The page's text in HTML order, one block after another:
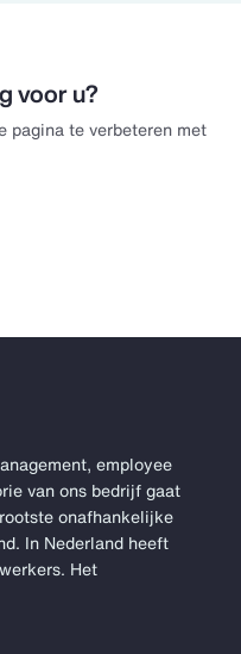
voor u?
pagina te verbeteren met
employee
van ons bedrijf gaat
onafhankelijke
In Nederland heeft
Het